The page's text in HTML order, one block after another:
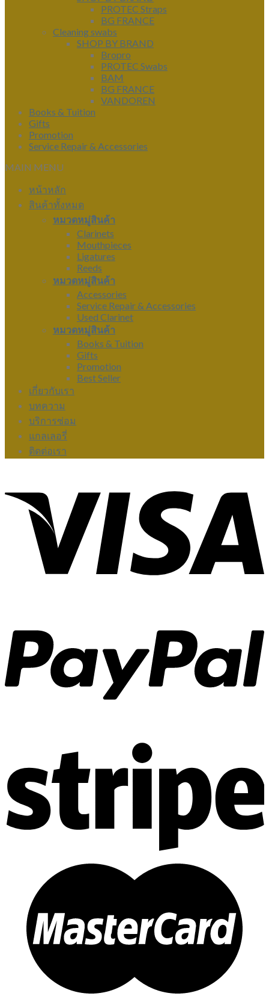
PROTEC Straps
BG FRANCE
Cleaning swabs
SHOP BY BRAND
Bropro
PROTEC Swabs
BAM
BG FRANCE
VANDOREN
Books & Tuition
Gifts
Promotion
Service Repair & Accessories
MAIN MENU
หน้าหลัก
สินค้าทั้งหมด
หมวดหมู่สินค้า
Clarinets
Mouthpieces
Ligatures
Reeds
หมวดหมู่สินค้า
Accessories
Service Repair & Accessories
Used Clarinet
หมวดหมู่สินค้า
Books & Tuition
Gifts
Promotion
Best Seller
เกี่ยวกับเรา
บทความ
บริการซ่อม
แกลเลอรี่
ติดต่อเรา